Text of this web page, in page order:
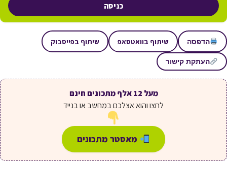
כניסה
הדפסה שיתוף בוואטסאפ שיתוף בפייסבוק
העתקת קישור
מעל 12 אלף מתכונים חינם
לחצו והוא אצלכם במחשב או בנייד
מאסטר מתכונים